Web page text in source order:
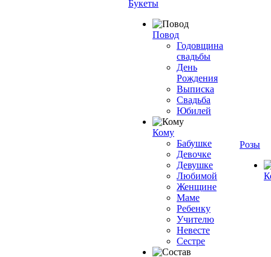
Букеты
Повод
Годовщина
свадьбы
День
Рождения
Выписка
Свадьба
Юбилей
Кому
Бабушке
Девочке
Девушке
Любимой
Женщине
Маме
Ребенку
Учителю
Невесте
Сестре
Розы